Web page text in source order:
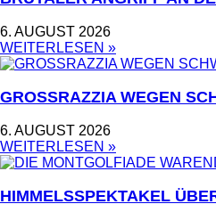
6. AUGUST 2026
WEITERLESEN »
GROSSRAZZIA WEGEN
6. AUGUST 2026
WEITERLESEN »
HIMMELSSPEKTAKEL